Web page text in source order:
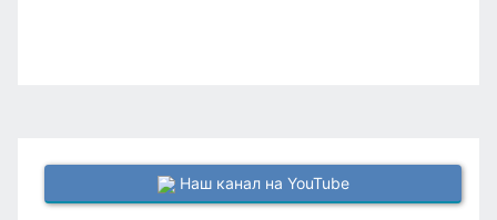
Наш канал на YouTube